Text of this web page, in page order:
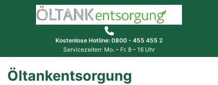
Kostenlose Hotline: 0800 - 455 455 2
Servicezeiten: Mo. – Fr. 8 – 16 Uhr
Öltankentsorgung